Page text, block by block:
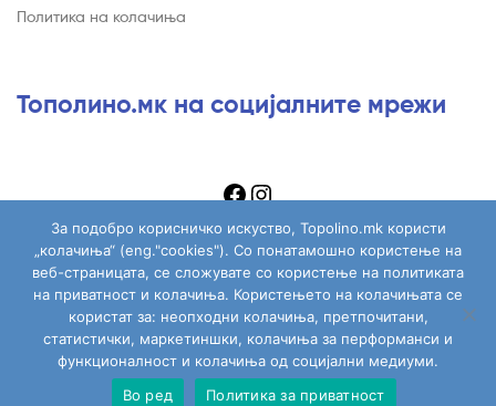
Политика на колачиња
Тополино.мк на социјалните мрежи
Topolino.mk
За подобро корисничко искуство, Topolino.mk користи
„колачиња“ (eng."cookies"). Со понатамошно користење на
веб-страницата, се сложувате со користење на политиката
на приватност и колачиња. Користењето на колачињата се
користат за: неопходни колачиња, претпочитани,
статистички, маркетиншки, колачиња за перформанси и
функционалност и колачиња од социјални медиуми.
Во ред
Политика за приватност